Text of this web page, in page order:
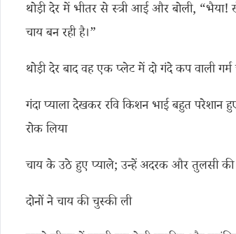
थोड़ी देर में भीतर से स्त्री आई और बोली,
चाय बन रही है।”
थोड़ी देर बाद वह एक प्लेट में दो गंदे कप वाली
गंदा प्याला देखकर रवि किशन भाई बहुत
रोक लिया
चाय के उठे हुए प्याले; उन्हें अदरक और तुलसी
दोनों ने चाय की चुस्की ली